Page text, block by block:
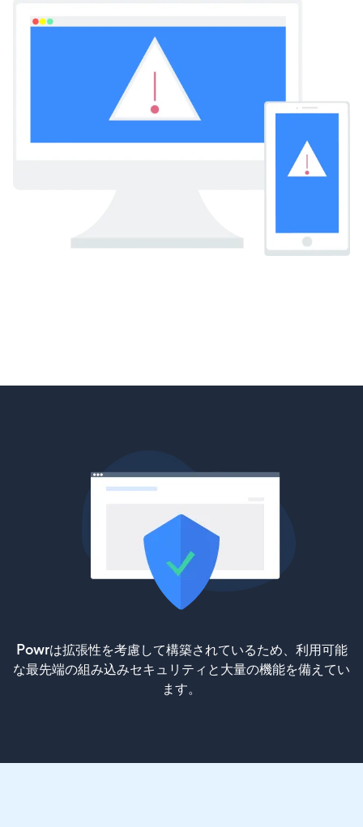
Powrは拡張性を考慮して構築されているため、利用可能
な最先端の組み込みセキュリティと大量の機能を備えてい
ます。